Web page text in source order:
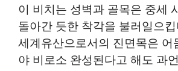
이 비치는 성벽과 골목은 중세
돌아간 듯한 착각을 불러일으
세계유산으로서의 진면목은 어
야 비로소 완성된다고 해도 과